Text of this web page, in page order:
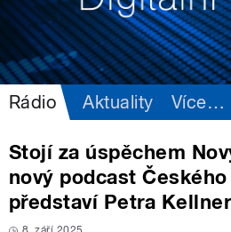
Rádio Aktuality Více…
Stojí za úspěchem
nový podcast
představí Petra